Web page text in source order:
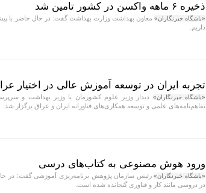
ذخیره ۶ ماهه واکسن در کشور تامین شد
«باشگاه خبرنگاران»
داریم.
تجربه ایران در توسعه آموزش عالی در اختیار
«باشگاه خبرنگاران» دیدار وزیر علوم کشورمان با وزیر بهداشت و
تفاهم‌نامه‌های علمی و توسعه همکاری‌های فناورانه ایران و عراق برگزار شد.
ورود هوش مصنوعی به کتاب‌های درسی
«باشگاه خبرنگاران»رئیس سازمان پژوهش برنامه‌ریزی آموزشی گفت: در
در دروسی مانند کار و فناوری گنجانده شده است.